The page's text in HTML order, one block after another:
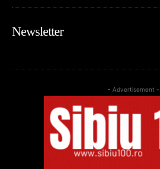
Newsletter
- Advertisement -